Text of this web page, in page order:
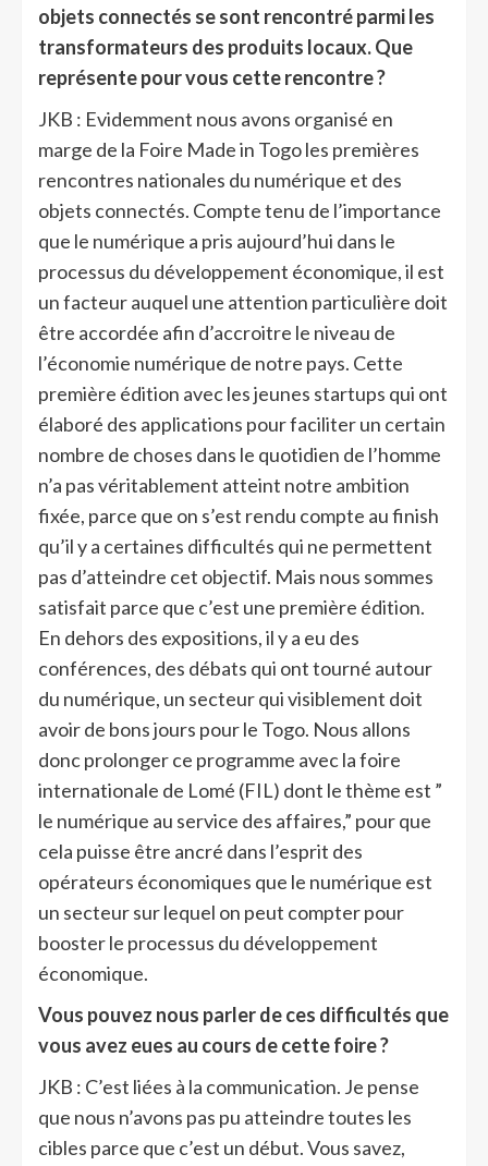
objets connectés se sont rencontré parmi les
transformateurs des produits locaux. Que
représente pour vous cette rencontre ?
JKB : Evidemment nous avons organisé en
marge de la Foire Made in Togo les premières
rencontres nationales du numérique et des
objets connectés. Compte tenu de l’importance
que le numérique a pris aujourd’hui dans le
processus du développement économique, il est
un facteur auquel une attention particulière doit
être accordée afin d’accroitre le niveau de
l’économie numérique de notre pays. Cette
première édition avec les jeunes startups qui ont
élaboré des applications pour faciliter un certain
nombre de choses dans le quotidien de l’homme
n’a pas véritablement atteint notre ambition
fixée, parce que on s’est rendu compte au finish
qu’il y a certaines difficultés qui ne permettent
pas d’atteindre cet objectif. Mais nous sommes
satisfait parce que c’est une première édition.
En dehors des expositions, il y a eu des
conférences, des débats qui ont tourné autour
du numérique, un secteur qui visiblement doit
avoir de bons jours pour le Togo. Nous allons
donc prolonger ce programme avec la foire
internationale de Lomé (FIL) dont le thème est ”
le numérique au service des affaires,” pour que
cela puisse être ancré dans l’esprit des
opérateurs économiques que le numérique est
un secteur sur lequel on peut compter pour
booster le processus du développement
économique.
Vous pouvez nous parler de ces difficultés que
vous avez eues au cours de cette foire ?
JKB : C’est liées à la communication. Je pense
que nous n’avons pas pu atteindre toutes les
cibles parce que c’est un début. Vous savez,